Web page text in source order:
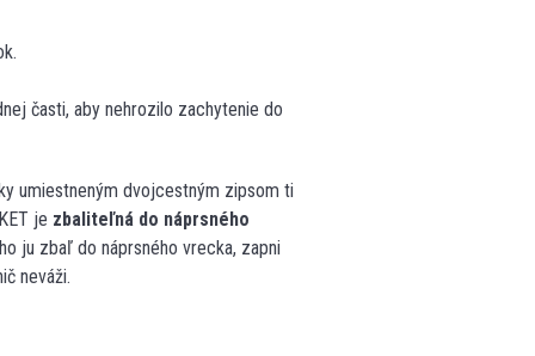
časti, aby nehrozilo zachytenie do
umiestneným dvojcestným zipsom ti
je zbaliteľná do náprsného
ju zbaľ do náprsného vrecka, zapni
neváži.